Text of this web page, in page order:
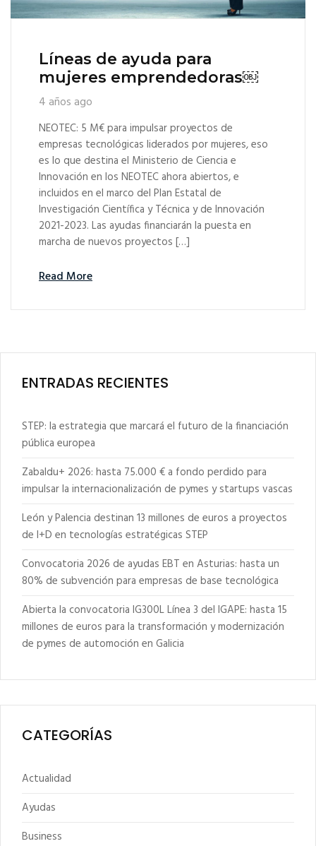
Líneas de ayuda para
mujeres emprendedoras￼
4 años ago
NEOTEC: 5 M€ para impulsar proyectos de
empresas tecnológicas liderados por mujeres, eso
es lo que destina el Ministerio de Ciencia e
Innovación en los NEOTEC ahora abiertos, e
incluidos en el marco del Plan Estatal de
Investigación Científica y Técnica y de Innovación
2021-2023. Las ayudas financiarán la puesta en
marcha de nuevos proyectos […]
Read More
ENTRADAS RECIENTES
STEP: la estrategia que marcará el futuro de la financiación
pública europea
Zabaldu+ 2026: hasta 75.000 € a fondo perdido para
impulsar la internacionalización de pymes y startups vascas
León y Palencia destinan 13 millones de euros a proyectos
de I+D en tecnologías estratégicas STEP
Convocatoria 2026 de ayudas EBT en Asturias: hasta un
80% de subvención para empresas de base tecnológica
Abierta la convocatoria IG300L Línea 3 del IGAPE: hasta 15
millones de euros para la transformación y modernización
de pymes de automoción en Galicia
CATEGORÍAS
Actualidad
Ayudas
Business